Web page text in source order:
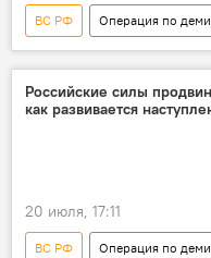
ВС РФ
Операция по
Россия
Украина
военная операция
военнослужащие
Российские силы
как развивается
20 июля, 17:11
ВС РФ
Операция по